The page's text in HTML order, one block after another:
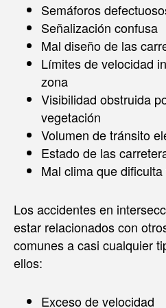
Semáforos
Señalización confusa
Mal diseño de las
Límites de velocidad
zona
Visibilidad obstruida
vegetación
Volumen de tránsito
Estado de las
Mal clima que
Los accidentes en
estar relacionados con
comunes a casi cualquier
ellos:
Exceso de velocidad